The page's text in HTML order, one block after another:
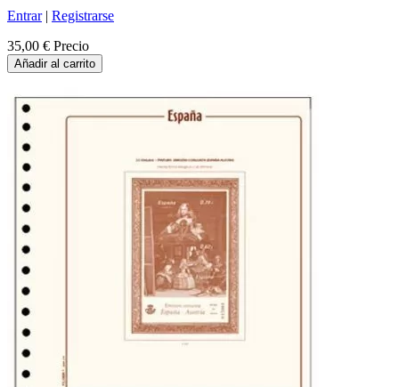
Entrar| Registrarse
35,00 € Precio
Añadir al carrito